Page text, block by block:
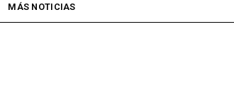
MÁS NOTICIAS